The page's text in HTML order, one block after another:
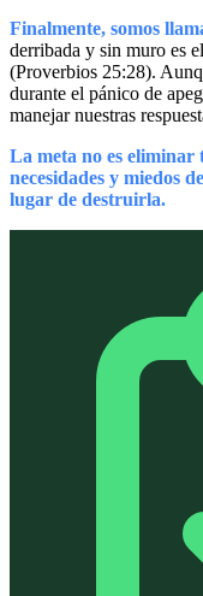
Finalmente, somos
derribada y sin muro es
(Proverbios 25:28).
durante el pánico de
manejar nuestras
La meta no es eliminar
necesidades y miedos
lugar de destruirla.